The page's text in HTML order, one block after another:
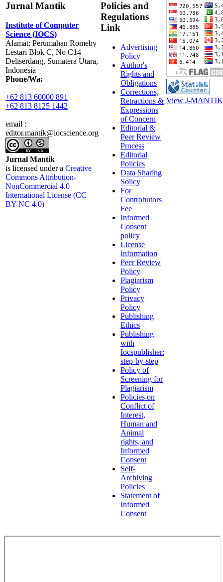
Jurnal Mantik
Institute of Computer
Science (IOCS)
Alamat: Perumahan Romeby
Lestari Blok C, No C14
Deliserdang, Sumatera Utara,
Indonesia
Phone/Wa:
+62 813 60000 891
+62 813 8125 1442
email :
editor.mantik@iocscience.org
Jurnal Mantik
is licensed under a Creative
Commons Attribution-
NonCommercial 4.0
International License (CC
BY-NC 4.0)
Policies and
Regulations
Link
Advertising
Policy
Author's
Rights and
Obligations
Corrections,
Retractions &
Expressions
of Concern
Editorial &
Peer Review
Process
Editorial
Policies
Data Sharing
Solicy
For
Controbutors
Fee
Informed
Consent
policy
License
Information
Peer Review
Policy
Plagiarism
Policy
Privacy
Policy
Publishing
Ethics
Publishing
with
Iocspublisher:
step-by-step
Policy of
Screening for
Plagiarism
Policies on
Conflict of
Interest,
Human and
Animal
rights, and
Informed
Consent
Self-
Archiving
Policies
Statement of
Informed
Consent
View J-MANTIK